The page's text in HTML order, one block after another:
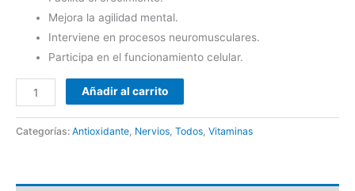
Mejora la agilidad mental.
Interviene en procesos neuromusculares.
Participa en el funcionamiento celular.
Añadir al carrito
Categorías: Antioxidante Nervios Todos Vitaminas